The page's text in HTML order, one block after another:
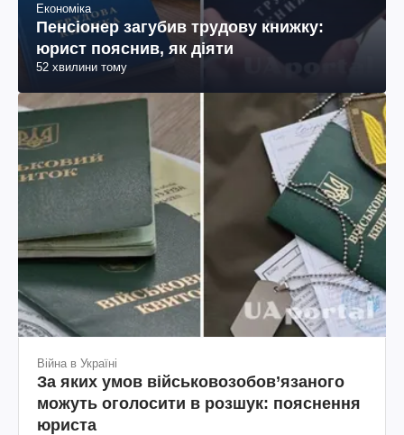
Економіка
Пенсіонер загубив трудову книжку:
юрист пояснив, як діяти
52 хвилини тому
Війна в Україні
За яких умов військовозобов’язаного
можуть оголосити в розшук: пояснення
юриста